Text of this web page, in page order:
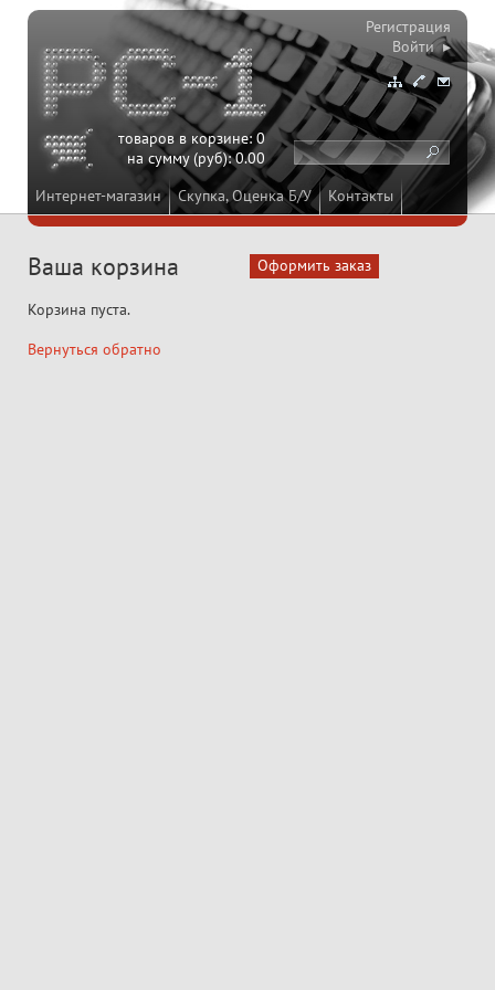
Интернет-магазин Скупка, Оценка Б/У Контакты
товаров в корзине:0
на сумму (руб):0.00
Регистрация
Войти ▸
Ваша корзина
Корзина пуста.
Вернуться обратно